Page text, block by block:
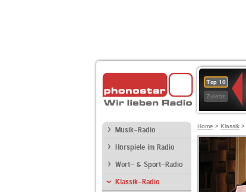
Top 10
Zuletzt
Musik-Radio
Hörspiele im Radio
Wort- & Sport-Radio
Klassik-Radio
Home > Klassik >